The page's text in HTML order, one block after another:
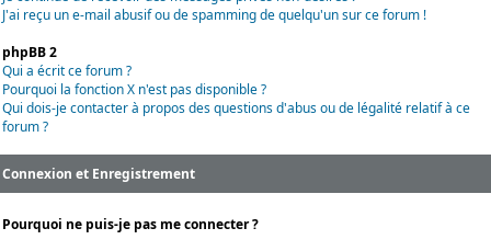
J'ai reçu un e-mail abusif ou de spamming de quelqu'un sur ce forum !
phpBB 2
Qui a écrit ce forum ?
Pourquoi la fonction X n'est pas disponible ?
Qui dois-je contacter à propos des questions d'abus ou de légalité relatif à ce
forum ?
Connexion et Enregistrement
Pourquoi ne puis-je pas me connecter ?